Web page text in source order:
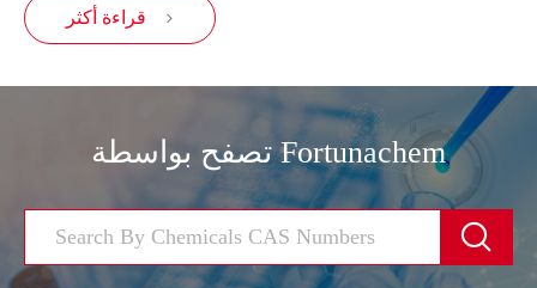
قراءة أكثر 
تصفح بواسطة Fortunachem
